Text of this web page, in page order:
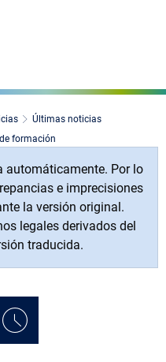
Últimas noticias
formación
automáticamente. Por lo
e imprecisiones
la versión original.
legales derivados del
traducida.